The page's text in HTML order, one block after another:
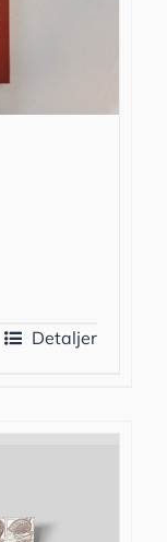
Detaljer